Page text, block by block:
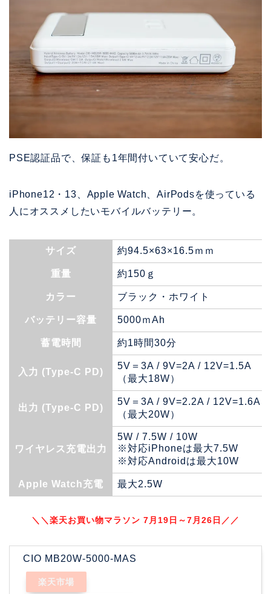
PSE認証品で、保証も1年間付いていて安心だ。
iPhone12・13、Apple Watch、AirPodsを使っている
人にオススメしたいモバイルバッテリー。
サイズ 約94.5×63×16.5ｍｍ
重量 約150ｇ
カラー ブラック・ホワイト
バッテリー容量 5000ｍAh
蓄電時間 約1時間30分
入力 (Type-C PD)
5V＝3A / 9V=2A / 12V=1.5A
（最大18W）
出力 (Type-C PD)
5V＝3A / 9V=2.2A / 12V=1.6A
（最大20W）
ワイヤレス充電出力
5W / 7.5W / 10W
※対応iPhoneは最大7.5W
※対応Androidは最大10W
Apple Watch充電 最大2.5W
＼＼楽天お買い物マラソン 7月19日～7月26日／／
CIO MB20W-5000-MAS
楽天市場